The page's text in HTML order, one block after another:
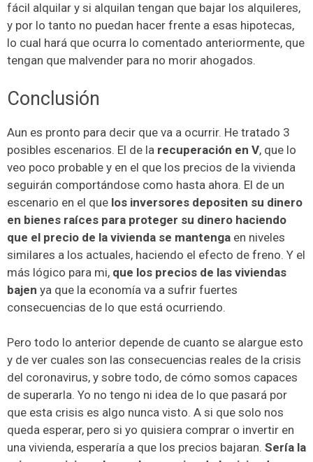
fácil alquilar y si alquilan tengan que bajar los alquileres,
y por lo tanto no puedan hacer frente a esas hipotecas,
lo cual hará que ocurra lo comentado anteriormente, que
tengan que malvender para no morir ahogados.
Conclusión
Aun es pronto para decir que va a ocurrir. He tratado 3
posibles escenarios. El de la recuperación en V, que lo
veo poco probable y en el que los precios de la vivienda
seguirán comportándose como hasta ahora. El de un
escenario en el que los inversores depositen su dinero
en bienes raíces para proteger su dinero haciendo
que el precio de la vivienda se mantenga en niveles
similares a los actuales, haciendo el efecto de freno. Y el
más lógico para mi, que los precios de las viviendas
bajen ya que la economía va a sufrir fuertes
consecuencias de lo que está ocurriendo.
Pero todo lo anterior depende de cuanto se alargue esto
y de ver cuales son las consecuencias reales de la crisis
del coronavirus, y sobre todo, de cómo somos capaces
de superarla. Yo no tengo ni idea de lo que pasará por
que esta crisis es algo nunca visto. A si que solo nos
queda esperar, pero si yo quisiera comprar o invertir en
una vivienda, esperaría a que los precios bajaran. Sería la